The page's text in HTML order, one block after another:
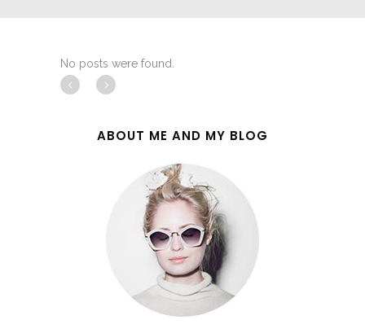
No posts were found.
ABOUT ME AND MY BLOG